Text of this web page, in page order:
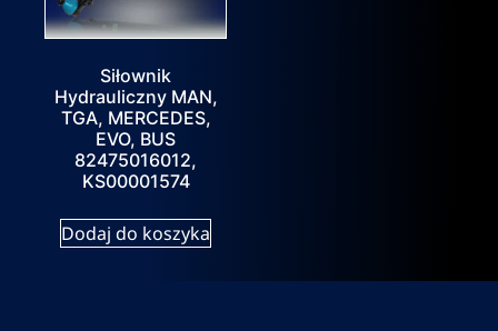
Siłownik
Hydrauliczny MAN,
TGA, MERCEDES,
EVO, BUS
82475016012,
KS00001574
Dodaj do koszyka